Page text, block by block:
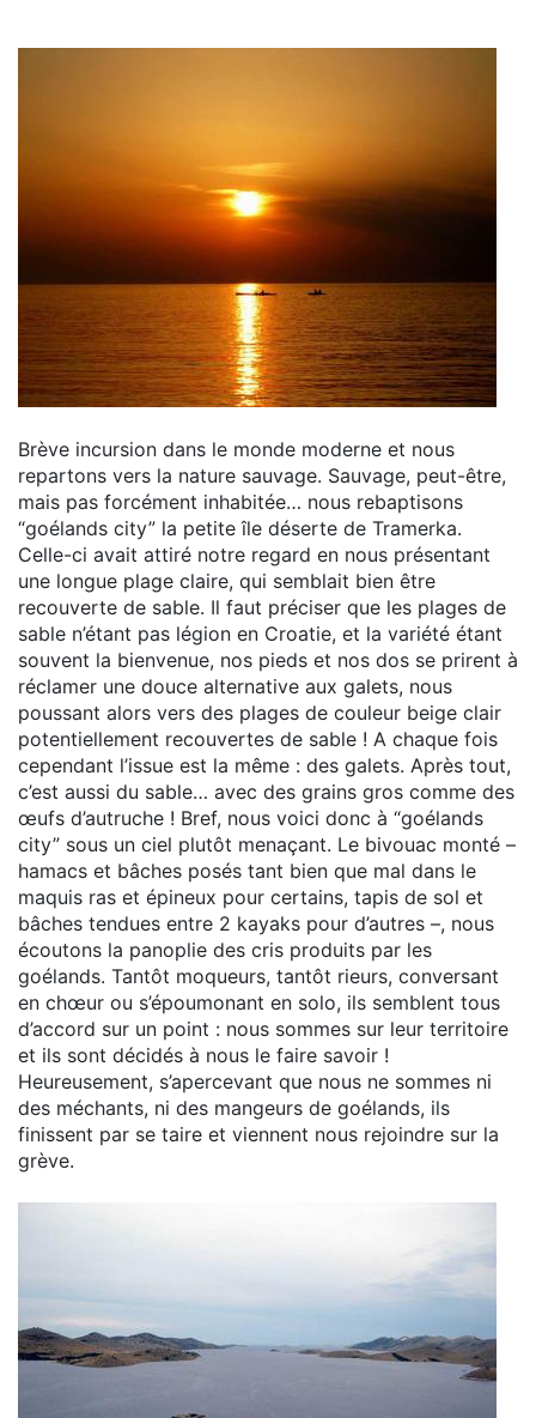
Brève incursion dans le monde moderne et nous
repartons vers la nature sauvage. Sauvage, peut-être,
mais pas forcément inhabitée… nous rebaptisons
“goélands city” la petite île déserte de Tramerka.
Celle-ci avait attiré notre regard en nous présentant
une longue plage claire, qui semblait bien être
recouverte de sable. Il faut préciser que les plages de
sable n’étant pas légion en Croatie, et la variété étant
souvent la bienvenue, nos pieds et nos dos se prirent à
réclamer une douce alternative aux galets, nous
poussant alors vers des plages de couleur beige clair
potentiellement recouvertes de sable ! A chaque fois
cependant l’issue est la même : des galets. Après tout,
c’est aussi du sable… avec des grains gros comme des
œufs d’autruche ! Bref, nous voici donc à “goélands
city” sous un ciel plutôt menaçant. Le bivouac monté –
hamacs et bâches posés tant bien que mal dans le
maquis ras et épineux pour certains, tapis de sol et
bâches tendues entre 2 kayaks pour d’autres –, nous
écoutons la panoplie des cris produits par les
goélands. Tantôt moqueurs, tantôt rieurs, conversant
en chœur ou s’époumonant en solo, ils semblent tous
d’accord sur un point : nous sommes sur leur territoire
et ils sont décidés à nous le faire savoir !
Heureusement, s’apercevant que nous ne sommes ni
des méchants, ni des mangeurs de goélands, ils
finissent par se taire et viennent nous rejoindre sur la
grève.